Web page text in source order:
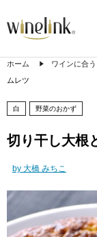
ホーム ワインに合
ムレツ
白 野菜のおかず
切り干し大根
by 大橋 みちこ